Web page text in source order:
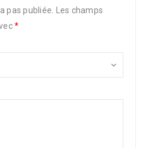
pas publiée.
Les champs
*